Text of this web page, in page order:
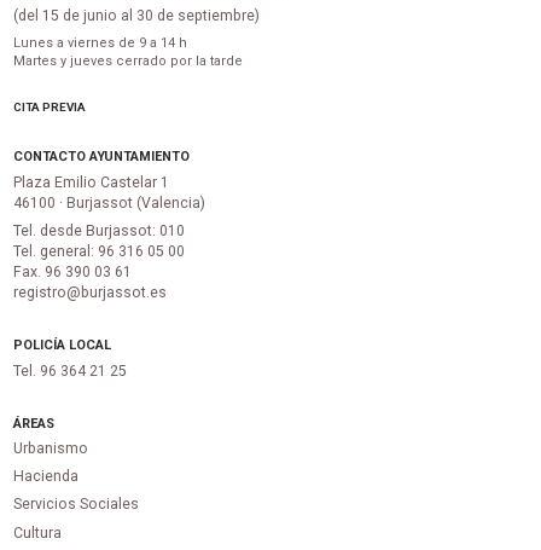
(del 15 de junio al 30 de septiembre)
Lunes a viernes de 9 a 14 h
Martes y jueves cerrado por la tarde
CITA PREVIA
CONTACTO AYUNTAMIENTO
Plaza Emilio Castelar 1
46100 · Burjassot (Valencia)
Tel. desde Burjassot: 010
Tel. general: 96 316 05 00
Fax. 96 390 03 61
registro@burjassot.es
POLICÍA LOCAL
Tel. 96 364 21 25
ÁREAS
Urbanismo
Hacienda
Servicios Sociales
Cultura